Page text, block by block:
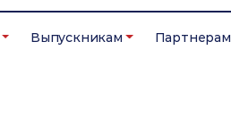
Выпускникам Партнерам